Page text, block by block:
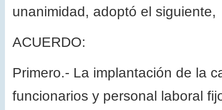
unanimidad, adoptó el siguiente,
ACUERDO:
Primero.- La implantación de la
funcionarios y personal laboral